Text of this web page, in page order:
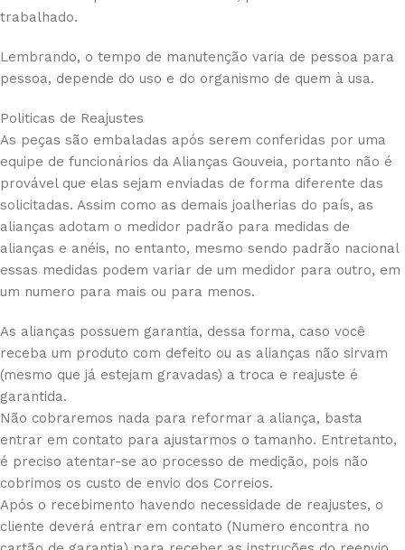
trabalhado.
Lembrando, o tempo de manutenção varia de pessoa para
pessoa, depende do uso e do organismo de quem à usa.
Politicas de Reajustes
As peças são embaladas após serem conferidas por uma
equipe de funcionários da Alianças Gouveia, portanto não é
provável que elas sejam enviadas de forma diferente das
solicitadas. Assim como as demais joalherias do país, as
alianças adotam o medidor padrão para medidas de
alianças e anéis, no entanto, mesmo sendo padrão nacional
essas medidas podem variar de um medidor para outro, em
um numero para mais ou para menos.
As alianças possuem garantia, dessa forma, caso você
receba um produto com defeito ou as alianças não sirvam
(mesmo que já estejam gravadas) a troca e reajuste é
garantida.
Não cobraremos nada para reformar a aliança, basta
entrar em contato para ajustarmos o tamanho. Entretanto,
é preciso atentar-se ao processo de medição, pois não
cobrimos os custo de envio dos Correios.
Após o recebimento havendo necessidade de reajustes, o
cliente deverá entrar em contato (Numero encontra no